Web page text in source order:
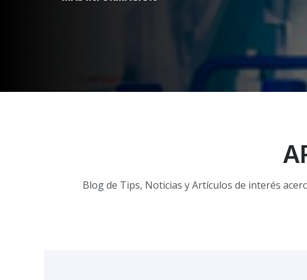
Blog de Tips, Noticias y Artículos de interés